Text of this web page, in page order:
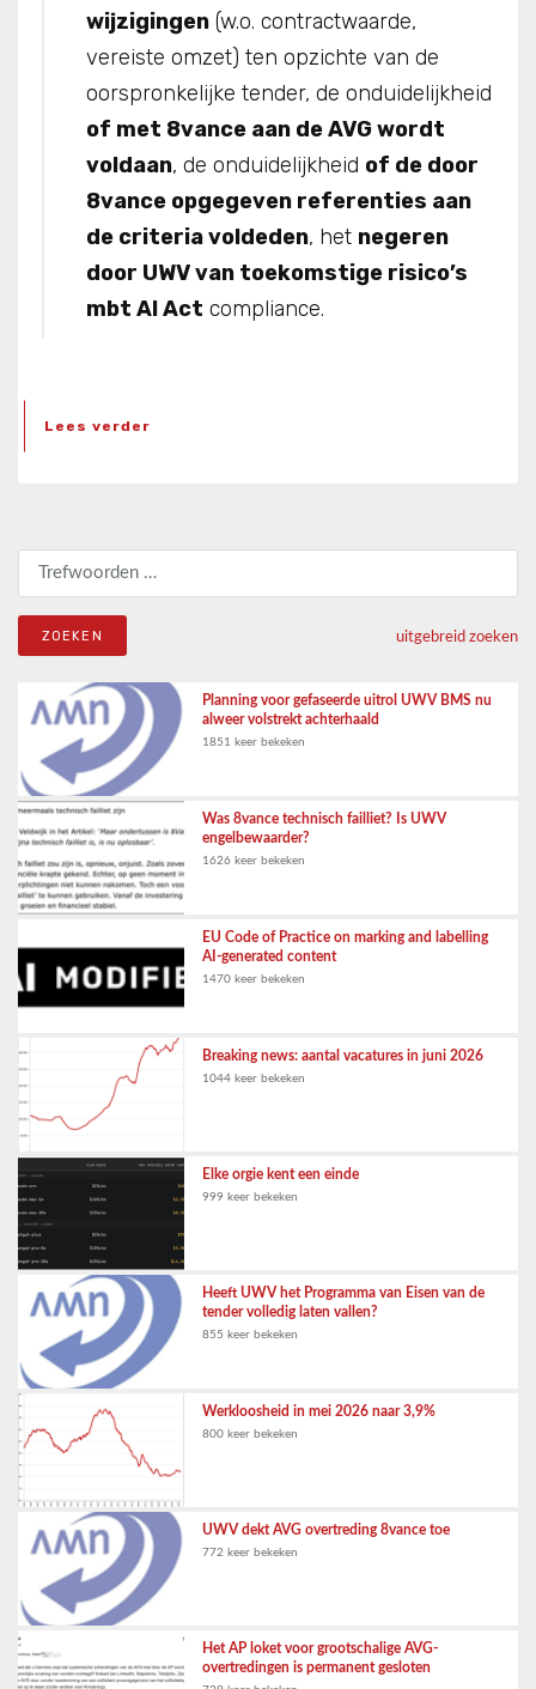
wijzigingen (w.o. contractwaarde,
vereiste omzet) ten opzichte van de
oorspronkelijke tender, de onduidelijkheid
of met 8vance aan de AVG wordt
voldaan, de onduidelijkheid of de door
8vance opgegeven referenties aan
de criteria voldeden, het negeren
door UWV van toekomstige risico’s
mbt AI Act compliance.
Lees verder
Zoeken naar:
uitgebreid zoeken
Planning voor gefaseerde uitrol UWV BMS nu
alweer volstrekt achterhaald
1851 keer bekeken
Was 8vance technisch failliet? Is UWV
engelbewaarder?
1626 keer bekeken
EU Code of Practice on marking and labelling
AI-generated content
1470 keer bekeken
Breaking news: aantal vacatures in juni 2026
1044 keer bekeken
Elke orgie kent een einde
999 keer bekeken
Heeft UWV het Programma van Eisen van de
tender volledig laten vallen?
855 keer bekeken
Werkloosheid in mei 2026 naar 3,9%
800 keer bekeken
UWV dekt AVG overtreding 8vance toe
772 keer bekeken
Het AP loket voor grootschalige AVG-
overtredingen is permanent gesloten